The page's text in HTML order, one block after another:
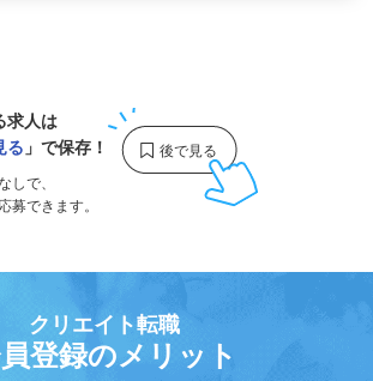
求人は
る 」で保存！
しで、
募できます。
クリエイト転職
登録のメリット